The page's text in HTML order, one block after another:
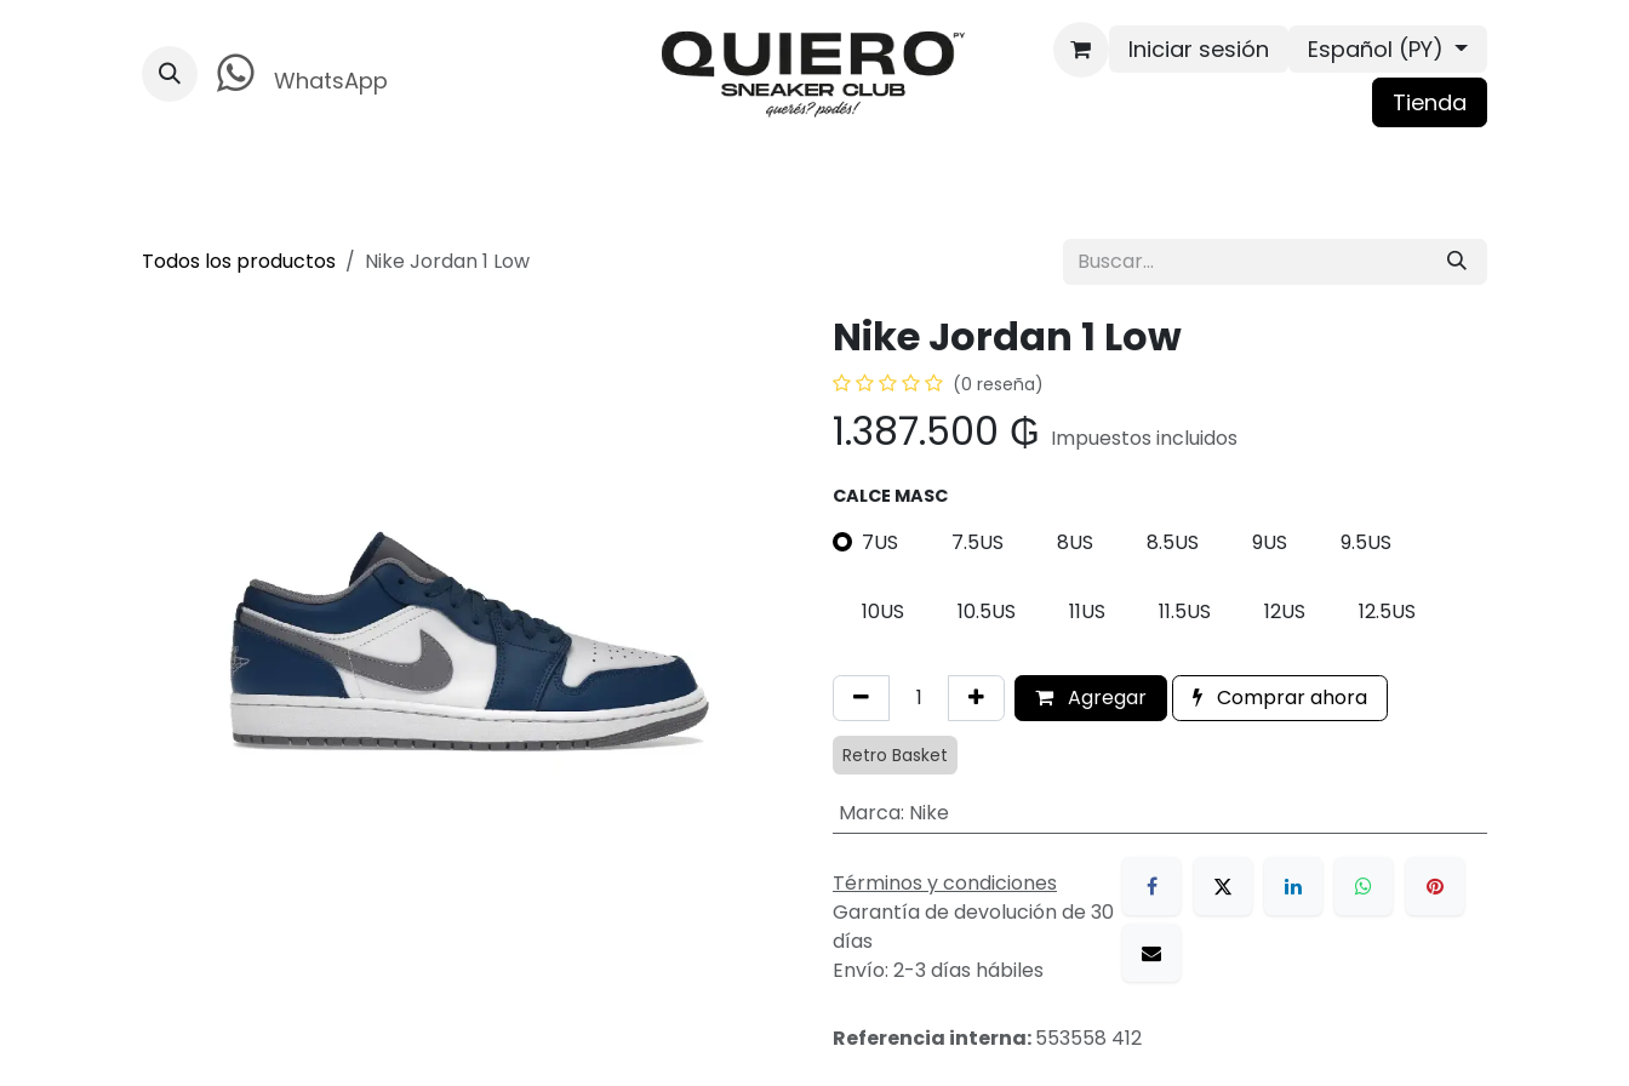
WhatsApp
Iniciar sesión
Español (PY)
Tienda
Todos los productos Nike Jordan 1 Low
Nike Jordan 1 Low
(0 reseña)
1.387.500 ₲ Impuestos incluidos
CALCE MASC
7US 7.5US 8US 8.5US 9US 9.5US
10US 10.5US 11US 11.5US 12US 12.5US
Agregar Comprar ahora
Retro Basket
Marca: Nike
Términos y condiciones
Garantía de devolución de 30
días
Envío: 2-3 días hábiles
Referencia interna:553558 412